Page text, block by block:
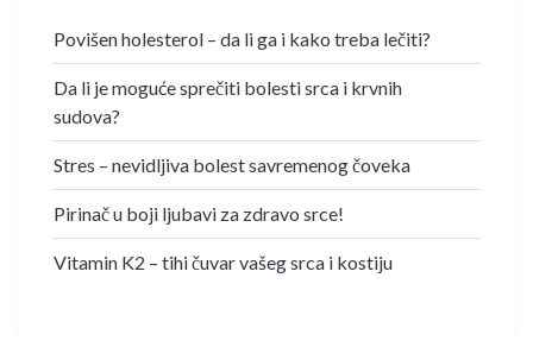
Povišen holesterol – da li ga i kako treba lečiti?
Da li je moguće sprečiti bolesti srca i krvnih
sudova?
Stres – nevidljiva bolest savremenog čoveka
Pirinač u boji ljubavi za zdravo srce!
Vitamin K2 – tihi čuvar vašeg srca i kostiju